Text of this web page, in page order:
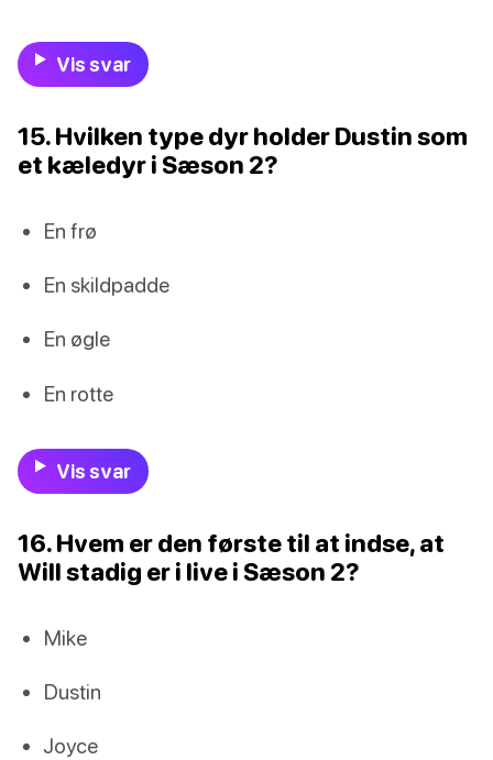
Vis svar
15. Hvilken type dyr holder Dustin som
et kæledyr i Sæson 2?
En frø
En skildpadde
En øgle
En rotte
Vis svar
16. Hvem er den første til at indse, at
Will stadig er i live i Sæson 2?
Mike
Dustin
Joyce